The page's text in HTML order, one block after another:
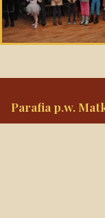
Parafia p.w.